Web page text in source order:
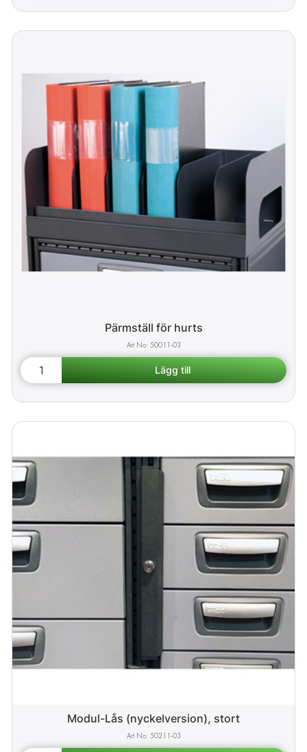
Pärmställ för hurts
50011-03
Modul-Lås (nyckelversion), stort
50211-03